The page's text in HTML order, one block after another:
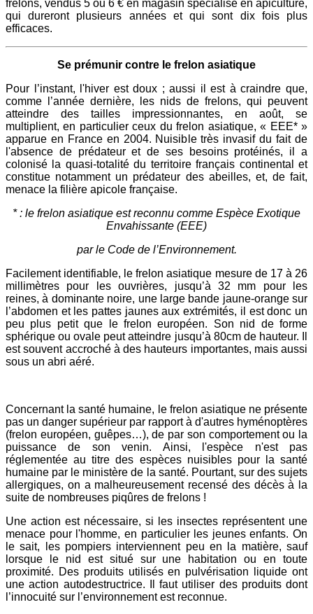
frelons, vendus 5 ou 6 € en magasin spécialisé en apiculture,
qui dureront plusieurs années et qui sont dix fois plus
efficaces.
Se prémunir contre le frelon asiatique
Pour l’instant, l'hiver est doux ; aussi il est à craindre que,
comme l’année dernière, les nids de frelons, qui peuvent
atteindre des tailles impressionnantes, en août, se
multiplient, en particulier ceux du frelon asiatique, « EEE* »
apparue en France en 2004. Nuisible très invasif du fait de
l'absence de prédateur et de ses besoins protéinés, il a
colonisé la quasi-totalité du territoire français continental et
constitue notamment un prédateur des abeilles, et, de fait,
menace la filière apicole française.
* : le frelon asiatique est reconnu comme Espèce Exotique
Envahissante (EEE)
par le Code de l’Environnement.
Facilement identifiable, le frelon asiatique mesure de 17 à 26
millimètres pour les ouvrières, jusqu’à 32 mm pour les
reines, à dominante noire, une large bande jaune-orange sur
l’abdomen et les pattes jaunes aux extrémités, il est donc un
peu plus petit que le frelon européen. Son nid de forme
sphérique ou ovale peut atteindre jusqu’à 80cm de hauteur. Il
est souvent accroché à des hauteurs importantes, mais aussi
sous un abri aéré.
Concernant la santé humaine, le frelon asiatique ne présente
pas un danger supérieur par rapport à d'autres hyménoptères
(frelon européen, guêpes…), de par son comportement ou la
puissance de son venin. Ainsi, l'espèce n'est pas
réglementée au titre des espèces nuisibles pour la santé
humaine par le ministère de la santé. Pourtant, sur des sujets
allergiques, on a malheureusement recensé des décès à la
suite de nombreuses piqûres de frelons !
Une action est nécessaire, si les insectes représentent une
menace pour l'homme, en particulier les jeunes enfants. On
le sait, les pompiers interviennent peu en la matière, sauf
lorsque le nid est situé sur une habitation ou en toute
proximité. Des produits utilisés en pulvérisation liquide ont
une action autodestructrice. Il faut utiliser des produits dont
l’innocuité sur l’environnement est reconnue.